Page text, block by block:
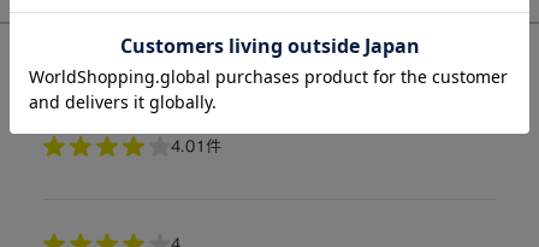
購入した人のレビュー
4.01件
4